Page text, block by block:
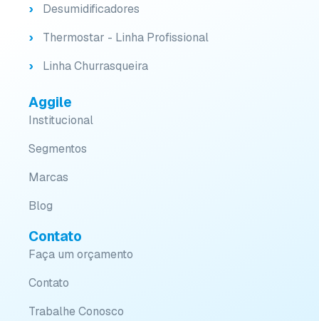
Desumidificadores
Thermostar - Linha Profissional
Linha Churrasqueira
Aggile
Institucional
Segmentos
Marcas
Blog
Contato
Faça um orçamento
Contato
Trabalhe Conosco